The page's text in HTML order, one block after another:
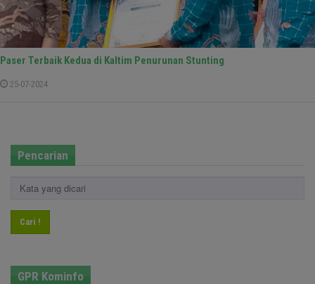
Paser Terbaik Kedua di Kaltim Penurunan Stunting
25-07-2024
Pencarian
Cari !
GPR Kominfo